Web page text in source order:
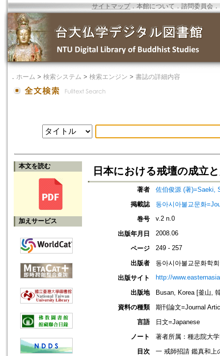
サイトマップ．本館について ． 諮問委員会 ．
． ホーム > 検索システム > 検索エンジン > 書誌の詳細内容
本文を読む
加えサービス
日本における戒壇の成立
著者
佐伯俊源 (著)=Saeki,
掲載誌
동아시아불교문화
巻号
v.2 n.0
出版年月日 2008.06
ページ 249 - 257
出版者
동아시아불교문화학
出版サイト
http://
出版地
Busan, Korea [釜山,
資料の種類
期刊論文=Journal
言語
日文=Japanese
ノート
著者所属：種志院大
目次
一 戒師招請 鑑真和